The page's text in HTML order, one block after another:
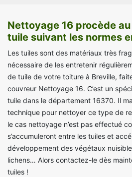
Nettoyage 16 procède
tuile suivant les normes
Les tuiles sont des matériaux très
nécessaire de les entretenir
de tuile de votre toiture à Breville,
couvreur Nettoyage 16. C’est un
tuile dans le département 16370. Il
technique pour nettoyer ce type de
le cas nettoyage n’est pas effectué
s’accumuleront entre les tuiles et
développement des végétaux
lichens… Alors contactez-le dès
tuiles !